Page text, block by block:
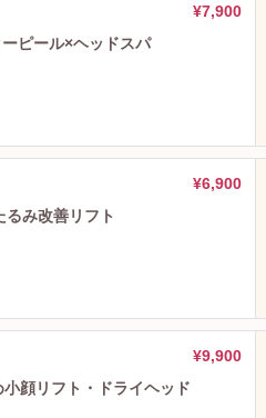
¥7,900
ピール×ヘッドスパ
¥6,900
るみ改善リフト
¥9,900
顔リフト・ドライヘッド